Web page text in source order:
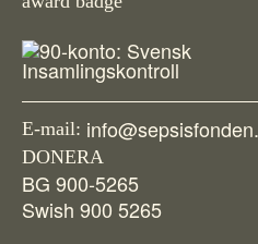
Vid begravning
Testamente
Beställ material
E-mail:
DONERA
BG 900-5265
Swish 900 5265